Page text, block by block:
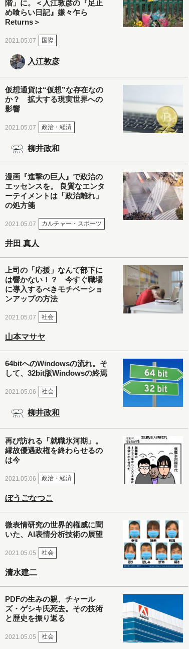
階」に。＜入江敦彦の『足止
め喰らい日記』嫌々乍ら
Returns＞
2021.05.07 国際
入江敦彦
仮想通貨は“仮想”な存在なの
か？ 拡大する現実世界への
影響
2021.05.07 政治・経済
柳井政和
漫画『進撃の巨人』で政治の
エッセンスを。 良質なエンタ
ーテイメントは「政治離れ」
の処方箋
2021.05.07 カルチャー・スポーツ
井田 真人
上司の「応援」なんて部下に
は響かない！？ 今すぐ職場
に導入するべきモチベーショ
ンアップの方法
2021.05.07 社会
山本マサヤ
64bitへのWindowsの流れ。そ
して、32bit版Windowsの終焉
2021.05.06 社会
柳井政和
再び訪れる「就職氷河期」。
縁故優遇政権を終わらせるの
は今
2021.05.06 政治・経済
ぼうごなつこ
微表情研究の世界的権威に聞
いた、AI表情分析技術の展望
2021.05.05 社会
清水建二
PDFの生みの親、チャール
ズ・ゲシキ氏死去。その技術
と歴史を振り返る
2021.05.05 社会